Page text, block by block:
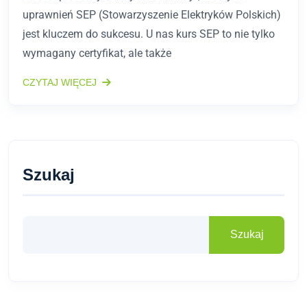
uprawnień SEP (Stowarzyszenie Elektryków Polskich)
jest kluczem do sukcesu. U nas kurs SEP to nie tylko
wymagany certyfikat, ale także
CZYTAJ WIĘCEJ
Szukaj
Szukaj